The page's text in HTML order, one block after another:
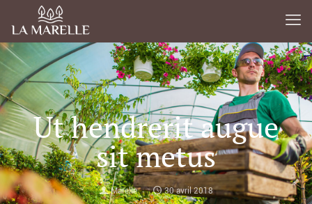
Ut hendrerit augue
sit metus
Marelle 30 avril 2018